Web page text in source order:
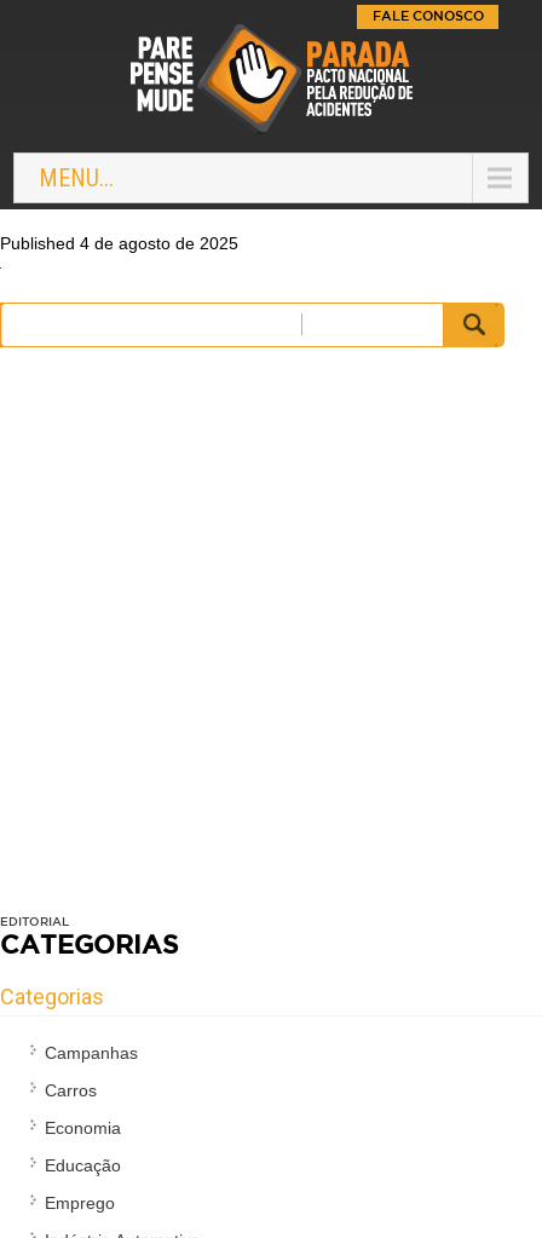
MENU...
FALE CONOSCO
Published 4 de agosto de 2025
Pesquisar
por:
EDITORIAL
CATEGORIAS
Categorias
Campanhas
Carros
Economia
Educação
Emprego